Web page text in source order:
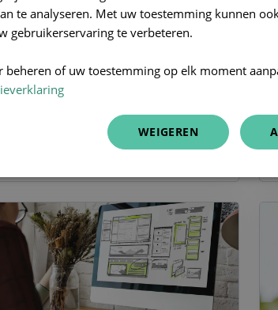
uit de praktijk
inkt gevloeid. Maar hoe ervaren
te analyseren. Met uw toestemming kunnen
gebruikerservaring te verbeteren.
of uw toestemming op elk moment
WEIGEREN